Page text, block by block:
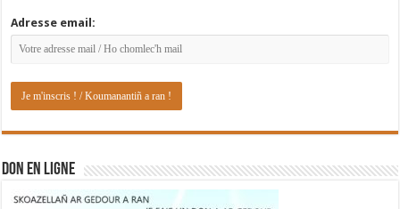
Adresse email:
DON EN LIGNE